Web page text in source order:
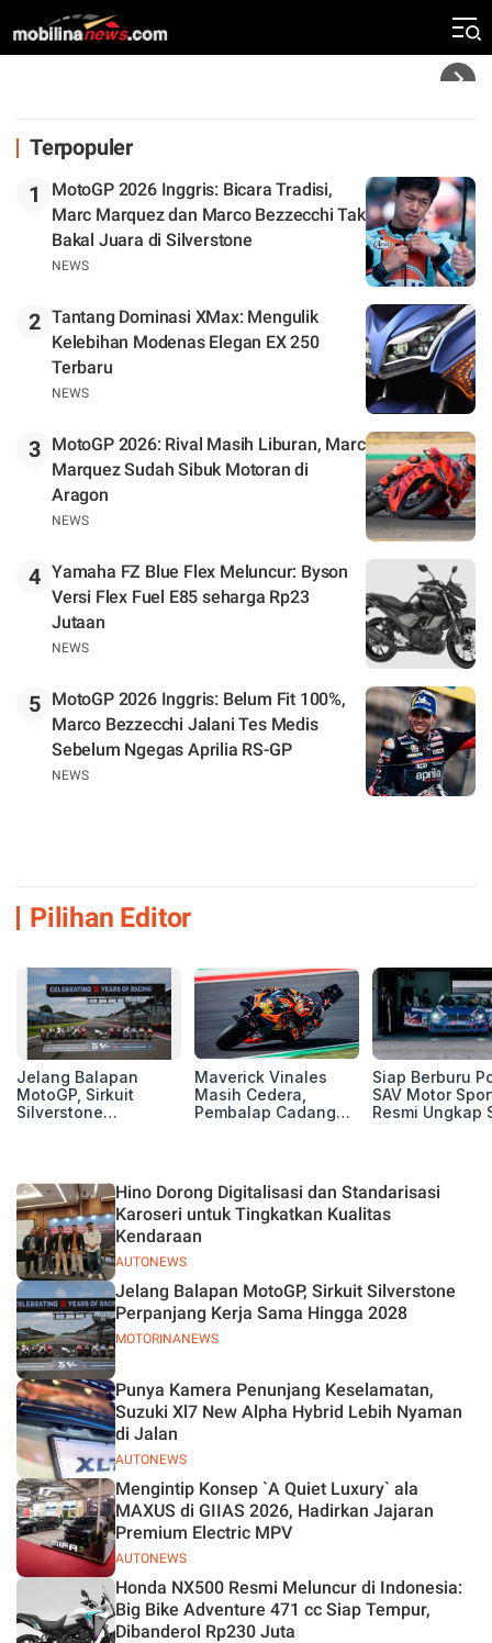
Silverstone. Seri Selanjutnya Belum Jelas
Terpopuler
1
MotoGP 2026 Inggris: Bicara Tradisi,
Marc Marquez dan Marco Bezzecchi Tak
Bakal Juara di Silverstone
NEWS
2 Tantang Dominasi XMax: Mengulik
Kelebihan Modenas Elegan EX 250
Terbaru
NEWS
3
MotoGP 2026: Rival Masih Liburan, Marc
Marquez Sudah Sibuk Motoran di
Aragon
NEWS
4 Yamaha FZ Blue Flex Meluncur: Byson
Versi Flex Fuel E85 seharga Rp23
Jutaan
NEWS
5
MotoGP 2026 Inggris: Belum Fit 100%,
Marco Bezzecchi Jalani Tes Medis
Sebelum Ngegas Aprilia RS-GP
NEWS
Pilihan Editor
Jelang Balapan
MotoGP, Sirkuit
Silverstone
Maverick Vinales
Masih Cedera,
Pembalap Cadangan
Siap Berburu
SAV Motor
Resmi Ungkap
AUTONEWS
Hino Dorong Digitalisasi dan Standarisasi
Karoseri untuk Tingkatkan Kualitas
Kendaraan
MOTORINANEWS
Jelang Balapan MotoGP, Sirkuit Silverstone
Perpanjang Kerja Sama Hingga 2028
AUTONEWS
Punya Kamera Penunjang Keselamatan,
Suzuki Xl7 New Alpha Hybrid Lebih Nyaman
di Jalan
AUTONEWS
Mengintip Konsep `A Quiet Luxury` ala
MAXUS di GIIAS 2026, Hadirkan Jajaran
Premium Electric MPV
Honda NX500 Resmi Meluncur di Indonesia:
Big Bike Adventure 471 cc Siap Tempur,
Dibanderol Rp230 Juta